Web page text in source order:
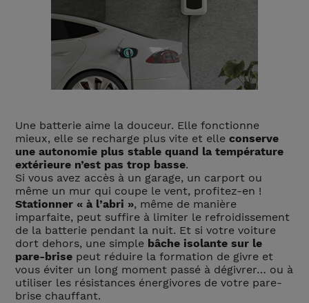
Une batterie aime la douceur. Elle fonctionne
mieux, elle se recharge plus vite et elleconserve
une autonomie plus stable quand la température
extérieure n’est pas trop basse.
Si vous avez accès à un garage, un carport ou
même un mur qui coupe le vent, profitez-en !
Stationner « à l’abri », même de manière
imparfaite, peut suffire à limiter le refroidissement
de la batterie pendant la nuit. Et si votre voiture
dort dehors, une simple bâche isolante sur le
pare-brise peut réduire la formation de givre et
vous éviter un long moment passé à dégivrer… ou à
utiliser les résistances énergivores de votre pare-
brise chauffant.